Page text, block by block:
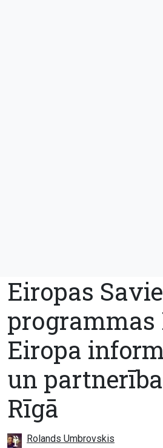
Eiropas
programmas
Eiropa
un
Rīgā
Rolands Umbrovskis